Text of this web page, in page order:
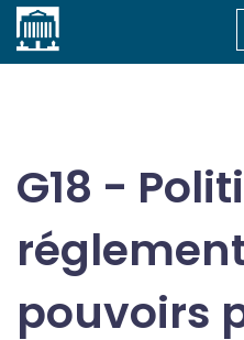
Accueil
G18 -
pouvoirs